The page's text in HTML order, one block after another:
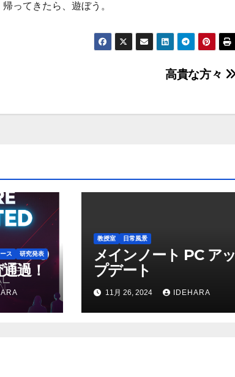
ってきたら、遊ぼう。
高貴な方々
ス 研究発表
過！
教授室 日常風景
メインノート PC アッ
プデート
11月 26, 2024 IDEHARA